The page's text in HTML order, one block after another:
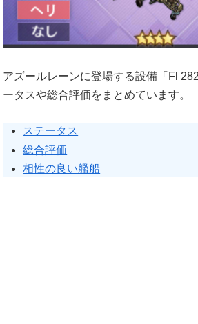
アズールレーンに登場する設備「Fl
ータスや総合評価をまとめています。
ステータス
総合評価
相性の良い艦船